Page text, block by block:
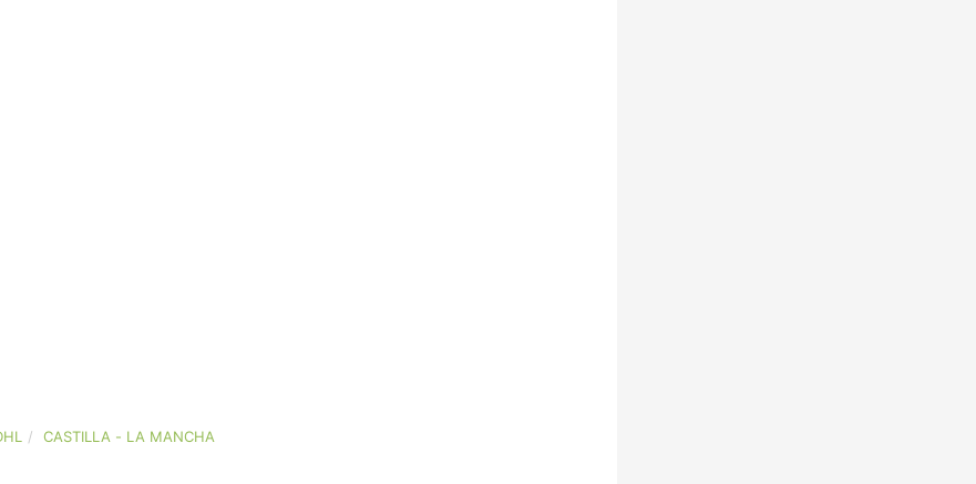
CASTILLA - LA MANCHA